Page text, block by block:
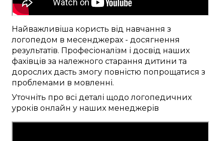
Найважливіша користь від навчання з
логопедом в месенджерах - досягнення
результатів. Професіоналізм і досвід наших
фахівців за належного старання дитини та
дорослих дасть змогу повністю попрощатися з
проблемами в мовленні.
Уточніть про всі деталі щодо логопедичних
уроків онлайн у наших менеджерів